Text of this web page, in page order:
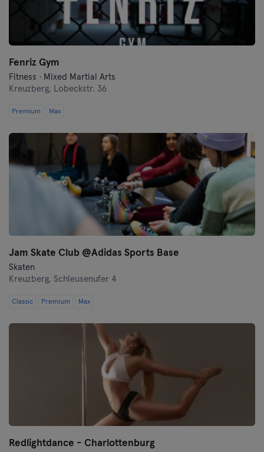
Fenriz Gym
Fitness · Mixed Martial Arts
Kreuzberg, Lobeckstr. 36
Premium Max
Jam Skate Club @Adidas Sports Base
Skaten
Kreuzberg, Schleusenufer 4
Classic Premium Max
Redlightdance - Charlottenburg